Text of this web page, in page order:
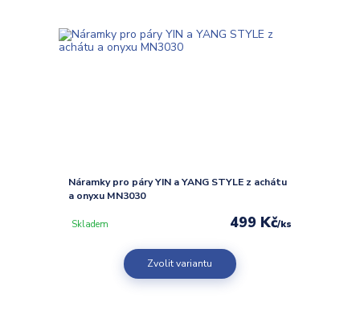
Náramky pro páry YIN a YANG STYLE z achátu
a onyxu MN3030
499 Kč/ks
Skladem
Zvolit variantu